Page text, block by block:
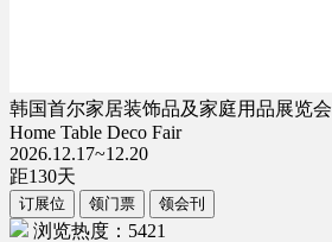
韩国首尔家居装饰品及家庭用品展览会
Home Table Deco Fair
2026.12.17~12.20
距130天
订展位 领门票 领会刊
浏览热度：5421